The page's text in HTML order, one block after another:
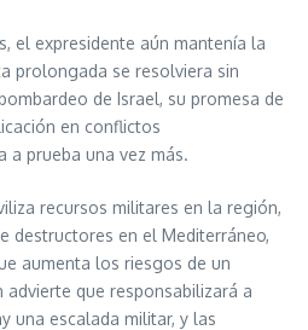
el expresidente aún mantenía la
prolongada se resolviera sin
de Israel, su promesa de
en conflictos
a prueba una vez más.
recursos militares en la región,
destructores en el Mediterráneo,
aumenta los riesgos de un
que responsabilizará a
una escalada militar, y las